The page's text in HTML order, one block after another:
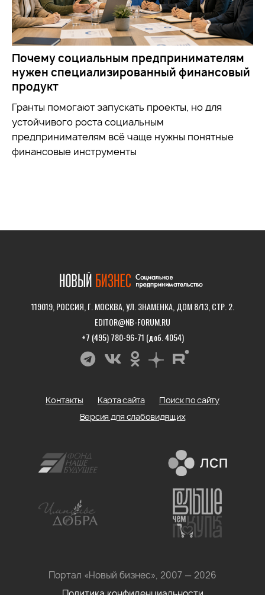
Почему социальным предпринимателям
нужен специализированный финансовый
продукт
Гранты помогают запускать проекты, но для
устойчивого роста социальным
предпринимателям всё чаще нужны понятные
финансовые инструменты
119019, РОССИЯ, Г. МОСКВА, УЛ. ЗНАМЕНКА, ДОМ 8/13, СТР. 2.
EDITOR@NB-FORUM.RU
+7 (495) 780-96-71 (доб. 4054)
Портал «Новый бизнес», 2007 — 2026
Контакты Карта сайта
Поиск по сайту
Версия для слабовидящих